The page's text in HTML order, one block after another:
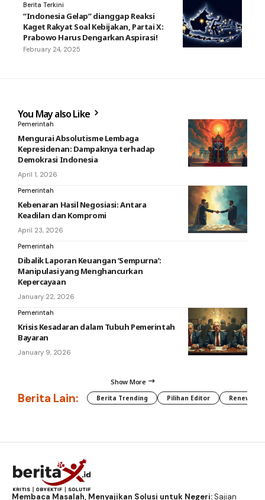
Berita Terkini
“Indonesia Gelap” dianggap Reaksi
Kaget Rakyat Soal Kebijakan, Partai X:
Prabowo Harus Dengarkan Aspirasi!
February 24, 2025
You May also Like
Pemerintah
Mengurai Absolutisme Lembaga
Kepresidenan: Dampaknya terhadap
Demokrasi Indonesia
April 1, 2026
Pemerintah
Kebenaran Hasil Negosiasi: Antara
Keadilan dan Kompromi
April 23, 2026
Pemerintah
Dibalik Laporan Keuangan ‘Sempurna’:
Manipulasi yang Menghancurkan
Kepercayaan
January 22, 2026
Pemerintah
Krisis Kesadaran dalam Tubuh Pemerintah
Bayaran
January 9, 2026
Show More
Berita Lain: Berita Trending Pilihan Editor
Membaca Masalah, Menyajikan Solusi untuk Negeri:Sajian